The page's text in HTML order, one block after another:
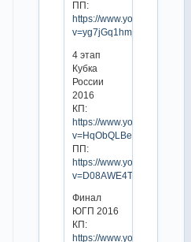
ПП:
https://www.youtube.com/
v=yg7jGq1hmjE
4 этап
Кубка
России
2016
КП:
https://www.youtube.com/
v=HqObQLBewHY
ПП:
https://www.youtube.com/
v=D08AWE4TfBc
Финал
ЮГП 2016
КП:
https://www.youtube.com/